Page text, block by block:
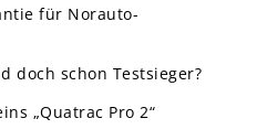
für Norauto-
doch schon Testsieger?
„Quatrac Pro 2“